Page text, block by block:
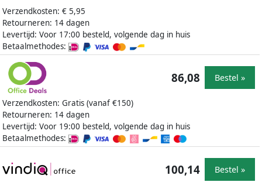
Verzendkosten: € 5,95
Retourneren: 14 dagen
Levertijd: Voor 17:00 besteld, volgende dag in huis
Betaalmethodes:
Verzendkosten: Gratis (vanaf €150)
Retourneren: 14 dagen
Levertijd: Voor 19:00 besteld, volgende dag in huis
Betaalmethodes:
86,08 Bestel »
100,14 Bestel »